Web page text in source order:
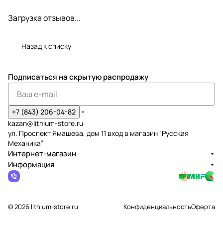
Загрузка отзывов...
Назад к списку
Подписаться на скрытую распродажу
+7 (843) 206-04-82
kazan@lithium-store.ru
ул. Проспект Ямашева, дом 11 вход в магазин “Русская
Механика”
Интернет-магазин
Информация
© 2026 lithium-store.ru КонфиденциальностьОферта